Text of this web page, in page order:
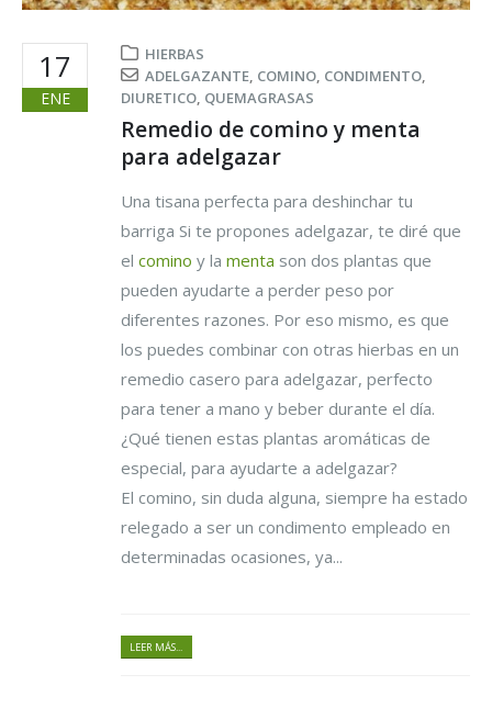
17
ENE
HIERBAS
ADELGAZANTE, COMINO, CONDIMENTO,
DIURETICO, QUEMAGRASAS
Remedio de comino y menta
para adelgazar
Una tisana perfecta para deshinchar tu
barriga Si te propones adelgazar, te diré que
el comino y la menta son dos plantas que
pueden ayudarte a perder peso por
diferentes razones. Por eso mismo, es que
los puedes combinar con otras hierbas en un
remedio casero para adelgazar, perfecto
para tener a mano y beber durante el día.
¿Qué tienen estas plantas aromáticas de
especial, para ayudarte a adelgazar?
El comino, sin duda alguna, siempre ha estado
relegado a ser un condimento empleado en
determinadas ocasiones, ya...
LEER MÁS...